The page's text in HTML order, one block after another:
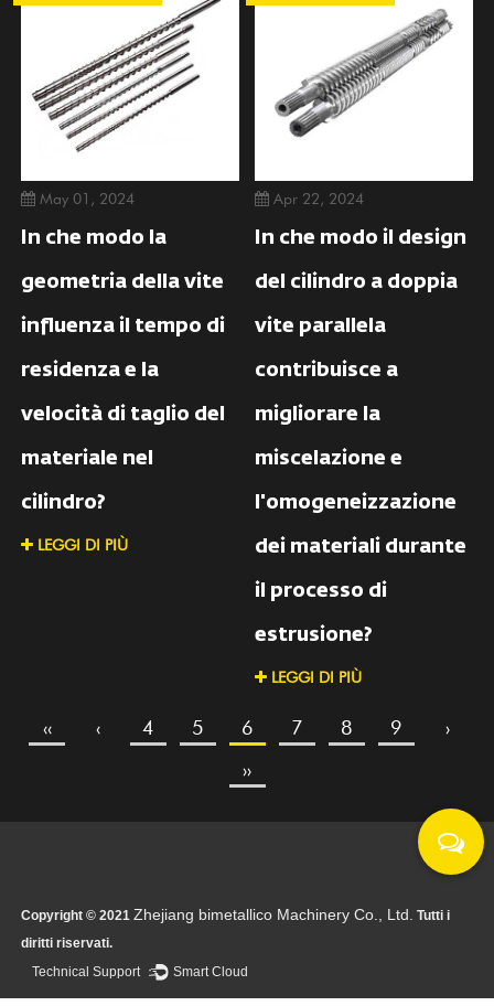
May 01, 2024
In che modo la
geometria della vite
influenza il tempo di
residenza e la
velocità di taglio del
materiale nel
cilindro?
LEGGI DI PIÙ
Apr 22, 2024
In che modo il design
del cilindro a doppia
vite parallela
contribuisce a
migliorare la
miscelazione e
l'omogeneizzazione
dei materiali durante
il processo di
estrusione?
LEGGI DI PIÙ
‹‹ ‹ 4 5 6 7 8 9
›
››
Copyright © 2021Zhejiang bimetallico Machinery Co., Ltd. Tutti i
diritti riservati.
Technical Support ： Smart Cloud